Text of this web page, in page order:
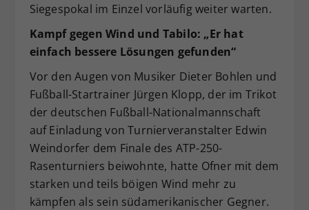
Siegespokal im Einzel vorläufig weiter warten.
Kampf gegen Wind und Tabilo: „Er hat
einfach bessere Lösungen gefunden“
Vor den Augen von Musiker Dieter Bohlen und
Fußball-Startrainer Jürgen Klopp, der im Trikot
der deutschen Fußball-Nationalmannschaft
auf Einladung von Turnierveranstalter Edwin
Weindorfer dem Finale des ATP-250-
Rasenturniers beiwohnte, hatte Ofner mit dem
starken und teils böigen Wind mehr zu
kämpfen als sein südamerikanischer Gegner.